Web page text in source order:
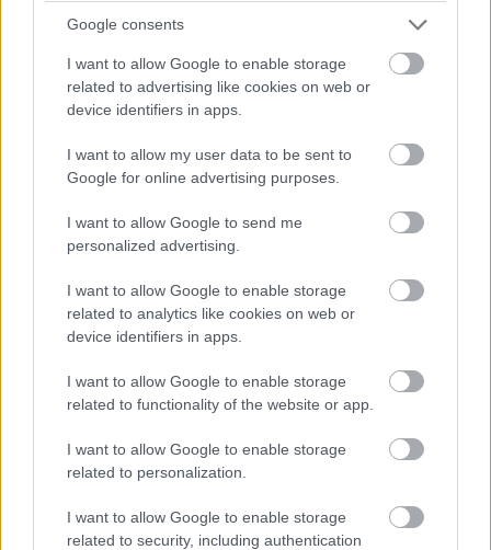
Google consents
I want to allow Google to enable storage
related to advertising like cookies on web or
device identifiers in apps.
I want to allow my user data to be sent to
Google for online advertising purposes.
I want to allow Google to send me
personalized advertising.
I want to allow Google to enable storage
related to analytics like cookies on web or
device identifiers in apps.
I want to allow Google to enable storage
related to functionality of the website or app.
I want to allow Google to enable storage
related to personalization.
I want to allow Google to enable storage
related to security, including authentication
οποίο ήταν γνωστός από τα κολεγιακά του χρόνια.
Στο εν λόγω συγκλονιστικό VIDEO λοιπόν, ο νυν
παίκτης τηςΖάλγκιριςκόβει οριστικά το μαλλί
σήμα κατατεθέν του την ώρα που «λυγίζει»,
μετατρέποντάς το σε ένα κλασικό κοντό look και
Η λεζάντα της σχετικής ανάρτησης συνοδεύεται
από ένα μακροσκελές μήνυμα που εξηγεί τους
λόγους της εν λόγω, ασήμαντης εκ πρώτης όψεως
κίνησης αλλά έχοντας στην πραγματικότητα να
εξηγήσει πολλά για την δύσκολη παιδική του
ηλικία και παράλληλα δίνοντας το κίνητρο και το
κάτι παρόμοιο...